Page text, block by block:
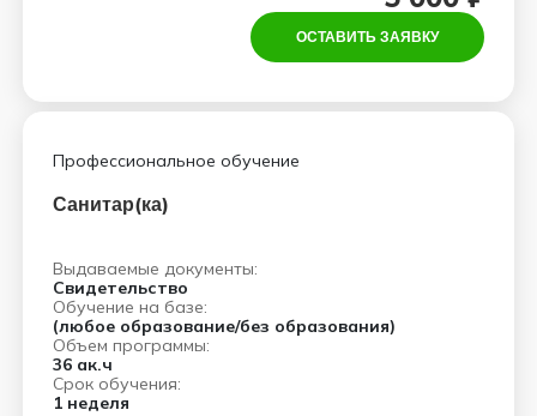
ОСТАВИТЬ ЗАЯВКУ
Профессиональное обучение
Санитар(ка)
Выдаваемые документы:
Свидетельство
Обучение на базе:
(любое образование/без образования)
Объем программы:
36 ак.ч
Срок обучения:
1 неделя